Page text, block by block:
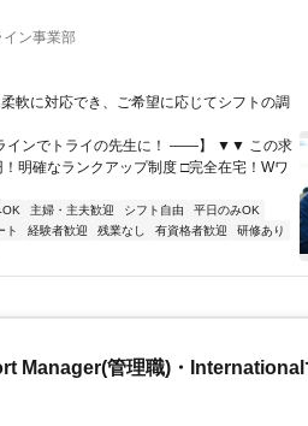
ン事業部
軟に対応でき、ご希望に応じてシフトの調
インでトライの先生に！ ――】 ▼▼ この求
明確なランクアップ制度 □完全在宅！Wワ
OK 主婦・主夫歓迎 シフト自由
平日のみOK
ト 経験者歓迎 残業なし 有資格者歓迎
研修あり
Manager(管理職)・International